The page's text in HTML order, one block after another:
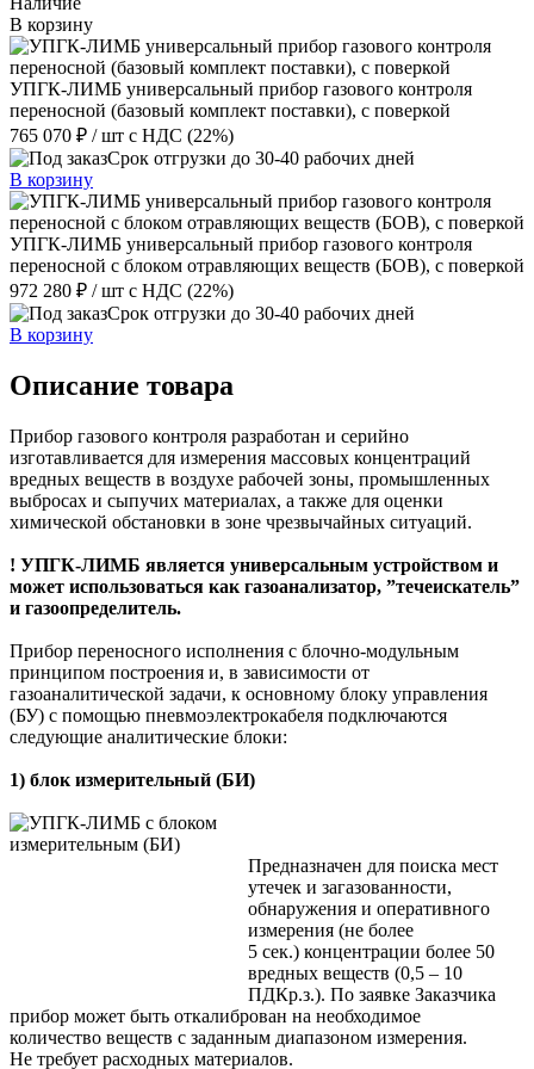
В корзину
УПГК-ЛИМБ универсальный прибор газового контроля
переносной (базовый комплект поставки), с поверкой
765 070 ₽ / шт с НДС (22%)
Срок отгрузки до 30-40 рабочих дней
В корзину
УПГК-ЛИМБ универсальный прибор газового контроля
переносной с блоком отравляющих веществ (БОВ), с поверкой
972 280 ₽ / шт с НДС (22%)
Срок отгрузки до 30-40 рабочих дней
В корзину
Описание товара
Прибор газового контроля разработан и серийно
изготавливается для измерения массовых концентраций
вредных веществ в воздухе рабочей зоны, промышленных
выбросах и сыпучих материалах, а также для оценки
химической обстановки в зоне чрезвычайных ситуаций.
! УПГК-ЛИМБ является универсальным устройством и
может использоваться как газоанализатор, ”течеискатель”
и газоопределитель.
Прибор переносного исполнения с блочно-модульным
принципом построения и, в зависимости от
газоаналитической задачи, к основному блоку управления
(БУ) с помощью пневмоэлектрокабеля подключаются
следующие аналитические блоки:
1) блок измерительный (БИ)
Предназначен для поиска мест
утечек и загазованности,
обнаружения и оперативного
измерения (не более
5 сек.) концентрации более 50
вредных веществ (0,5 – 10
ПДКр.з.). По заявке Заказчика
прибор может быть откалиброван на необходимое
количество веществ с заданным диапазоном измерения.
Не требует расходных материалов.